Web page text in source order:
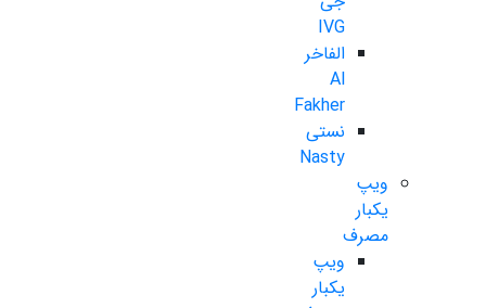
IVG
الفاخر
Al
Fakher
نستی
Nasty
ویپ
یکبار
مصرف
ویپ
یکبار